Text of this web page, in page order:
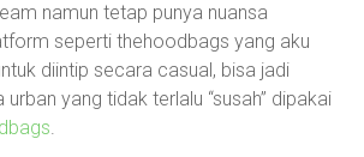
namun tetap punya nuansa
seperti thehoodbags yang aku
diintip secara casual, bisa jadi
urban yang tidak terlalu “susah” dipakai
.